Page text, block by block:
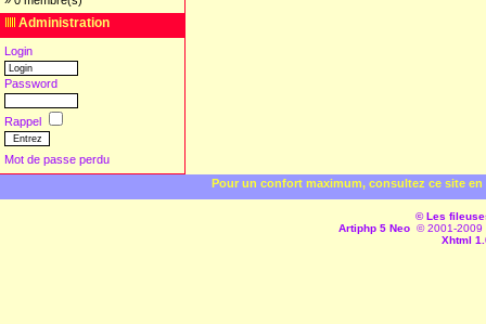
Administration
Login
Password
Rappel
Mot de passe perdu
Pour un confort maximum, consultez ce site
© Les
Artiphp 5 Neo © 2001-2009
Xhtml